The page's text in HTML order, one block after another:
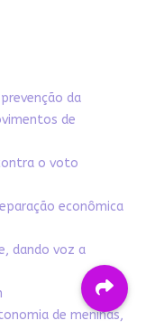
da
de
o voto
econômica
dando voz a
de meninas,